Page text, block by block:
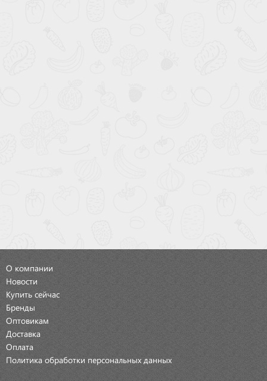
О компании
Новости
Купить сейчас
Бренды
Оптовикам
Доставка
Оплата
Политика обработки персональных данных